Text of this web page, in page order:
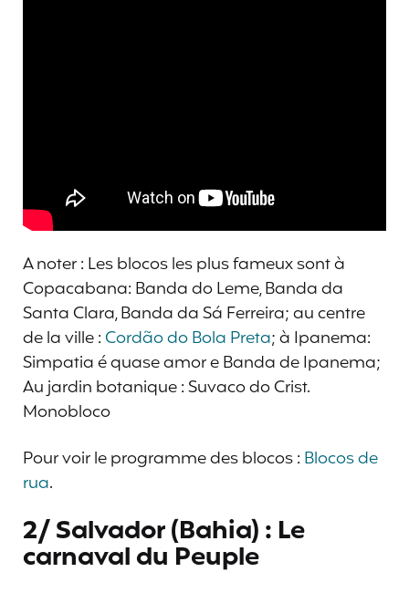
A noter : Les blocos les plus fameux sont à
Copacabana: Banda do Leme, Banda da
Santa Clara, Banda da Sá Ferreira; au centre
de la ville :Cordão do Bola Preta; à Ipanema:
Simpatia é quase amor e Banda de Ipanema;
Au jardin botanique : Suvaco do Crist.
Monobloco
Pour voir le programme des blocos : Blocos de
rua.
2/ Salvador (Bahia) : Le
carnaval du Peuple